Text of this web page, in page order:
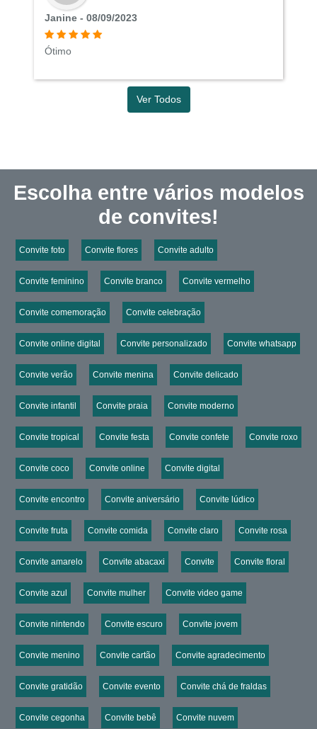
Janine - 08/09/2023
Ótimo
Ver Todos
Escolha entre vários modelos
de convites!
Convite foto Convite flores Convite adulto
Convite feminino Convite branco Convite vermelho
Convite comemoração Convite celebração
Convite online digital Convite personalizado Convite whatsapp
Convite verão Convite menina Convite delicado
Convite infantil Convite praia Convite moderno
Convite tropical Convite festa Convite confete Convite roxo
Convite coco Convite online Convite digital
Convite encontro Convite aniversário Convite lúdico
Convite fruta Convite comida Convite claro Convite rosa
Convite amarelo Convite abacaxi Convite Convite floral
Convite azul Convite mulher Convite video game
Convite nintendo Convite escuro Convite jovem
Convite menino Convite cartão Convite agradecimento
Convite gratidão Convite evento Convite chá de fraldas
Convite cegonha Convite bebê Convite nuvem